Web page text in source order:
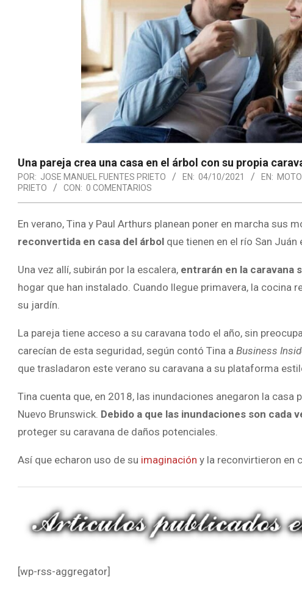
Una pareja crea una casa en el árbol con su propia
POR: JOSE MANUEL FUENTES PRIETO EN: 04/10/2021 EN:
PRIETO
CON: 0 COMENTARIOS
En verano, Tina y Paul Arthurs planean poner en marcha sus
reconvertida en casa del árbol que tienen en el río San Juán
Una vez allí, subirán por la escalera, entrarán en la caravana
hogar que han instalado. Cuando llegue primavera, la cocina
su jardín.
La pareja tiene acceso a su caravana todo el año, sin
carecían de esta seguridad, según contó Tina a Business
que trasladaron este verano su caravana a su plataforma
Tina cuenta que, en 2018, las inundaciones anegaron la
Nuevo Brunswick. Debido a que las inundaciones son cada
proteger su caravana de daños potenciales.
Así que echaron uso de su imaginación y la reconvirtieron en
[wp-rss-aggregator]